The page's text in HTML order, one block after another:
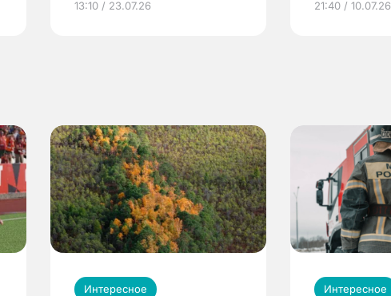
по ОМС!
13:10 / 23.07.26 21:40 / 10.07.26
Интересное Интересное